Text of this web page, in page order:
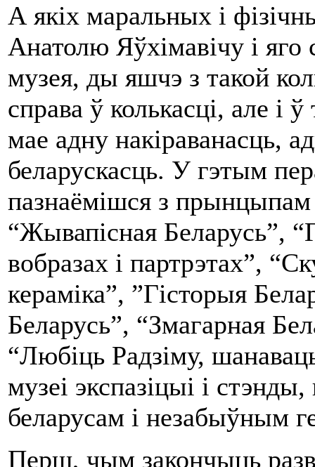
А якіх маральных і
Анатолю Яўхімавічу і яго
музея, ды яшчэ з такой
справа ў колькасці, але і
мае адну накіраванасць,
беларускасць. У гэтым
пазнаёмішся з
“Жывапісная Беларусь”,
вобразах і партрэтах”,
кераміка”, ”Гісторыя
Беларусь”, “Змагарная
“Любіць Радзіму,
музеі экспазіцыі і
беларусам і незабыўным
Перш, чым закончыць